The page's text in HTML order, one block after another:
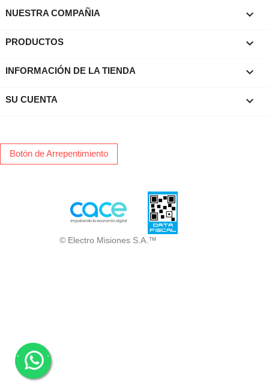
NUESTRA COMPAÑIA 
PRODUCTOS 
INFORMACIÓN DE LA TIENDA keyboard_arrow_down
SU CUENTA 
Botón de Arrepentimiento
© Electro Misiones S.A.™
. .